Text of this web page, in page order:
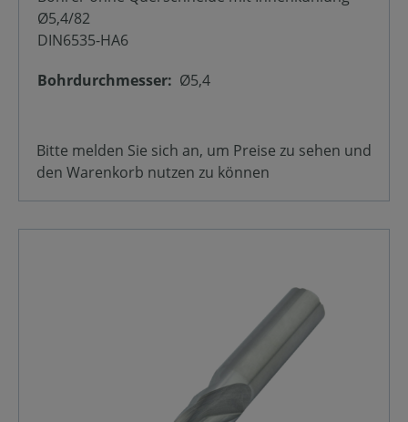
Ø5,4/82
DIN6535-HA6
Bohrdurchmesser: Ø5,4
Bitte melden Sie sich an, um Preise zu sehen und
den Warenkorb nutzen zu können